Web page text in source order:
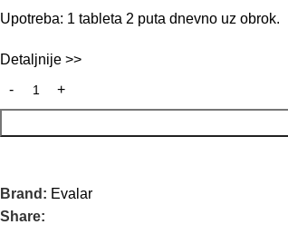
Upotreba: 1 tableta 2 puta dnevno uz obrok.
Detaljnije >>
Brand: Evalar
Share: